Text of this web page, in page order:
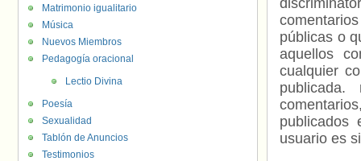
públicas o
aquellos
cualquier
usuario es
Matrimonio igualitario
Música
Nuevos Miembros
Pedagogía oracional
Lectio Divina
Poesía
Sexualidad
Tablón de Anuncios
Testimonios